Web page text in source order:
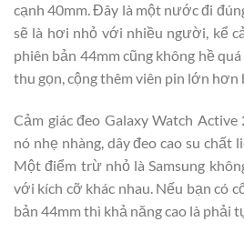
cạnh 40mm. Đây là một nước đi
sẽ là hơi nhỏ với nhiều người, kể
phiên bản 44mm cũng không hề
thu gọn, cộng thêm viên pin lớn hơn
Cảm giác đeo Galaxy Watch
nó nhẹ nhàng, dây đeo cao su chất
Một điểm trừ nhỏ là Samsung
với kích cỡ khác nhau. Nếu bạn có
bản 44mm thì khả năng cao là phải